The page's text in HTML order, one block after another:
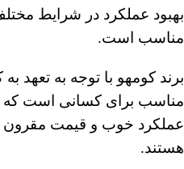
بهبود عملکرد در شرایط
مناسب است.
برند کومهو با توجه به تعهد
مناسب برای کسانی است که
هستند.